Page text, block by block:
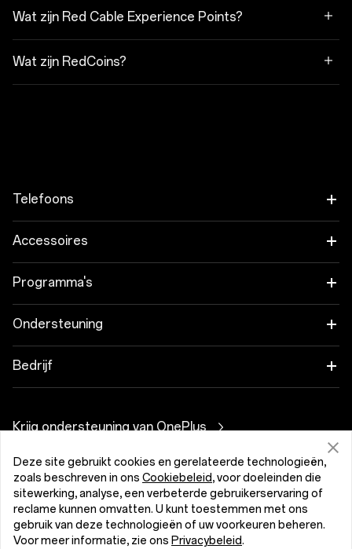
Wat zijn Red Cable Experience Points?
Wat zijn RedCoins?
Telefoons
OnePlus 15
OnePlus 15R
OnePlus Nord 5
Accessoires
Tablet
Wearables
Hoesjes en bescherming
Voeding en kabels
Bundels
Lifestyle
Programma's
Koppel je OnePlus-apparaten
Kortingsprogramma
OnePlus-inruilen
Ondersteuning
Veelgestelde vragen over onze shop
Gebruikershandleidingen
Contact
Probleemoplossingen
Bedrijf
Red Cable Club
OnePlus Store App
België (Nederlands)
Krijg ondersteuning van OnePlus
Deze site gebruikt cookies en gerelateerde technologieën,
zoals beschreven in ons Cookiebeleid, voor doeleinden die
sitewerking, analyse, een verbeterde gebruikerservaring of
reclame kunnen omvatten. U kunt toestemmen met ons
gebruik van deze technologieën of uw voorkeuren beheren.
Voor meer informatie, zie ons Privacybeleid.